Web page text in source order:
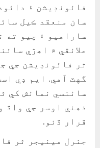
فائونڊيشن ۽
سان منعقد ڪيل
ساراهيو ۽ چيو ته
علائقي ۾ اهڙي
ٿر فائونڊيشن جي
گهٽ آهي. ايم ڊي
سائنسي نمائش کي
ذهني اوسر جي واڌ
قرار ڏنو.
جنرل مينيجر ٿر